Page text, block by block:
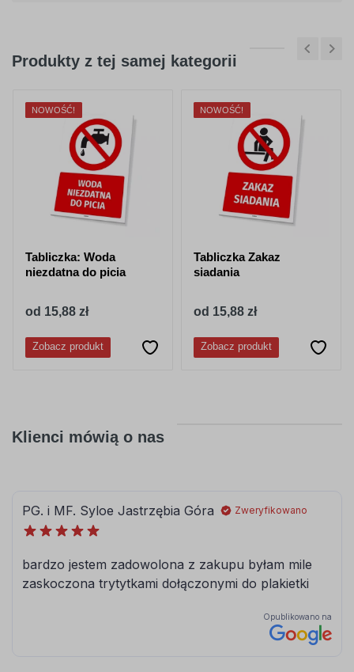
Produkty z tej samej kategorii
NOWOŚĆ!
Tabliczka: Woda
niezdatna do picia
od 15,88 zł
Zobacz produkt
NOWOŚĆ!
Tabliczka Zakaz
siadania
od 15,88 zł
Zobacz produkt
Klienci mówią o nas